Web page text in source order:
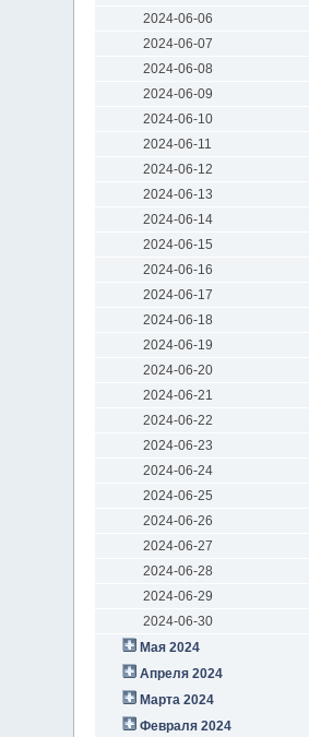
2024-06-06
2024-06-07
2024-06-08
2024-06-09
2024-06-10
2024-06-11
2024-06-12
2024-06-13
2024-06-14
2024-06-15
2024-06-16
2024-06-17
2024-06-18
2024-06-19
2024-06-20
2024-06-21
2024-06-22
2024-06-23
2024-06-24
2024-06-25
2024-06-26
2024-06-27
2024-06-28
2024-06-29
2024-06-30
Мая 2024
Апреля 2024
Марта 2024
Февраля 2024